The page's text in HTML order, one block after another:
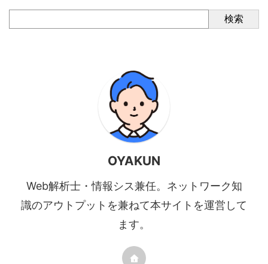
検索
OYAKUN
Web解析士・情報シス兼任。ネットワーク知
識のアウトプットを兼ねて本サイトを運営して
ます。